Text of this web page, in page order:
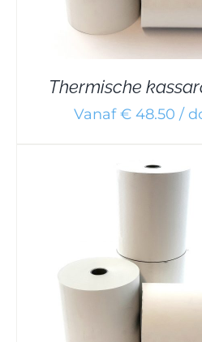
Thermische
Vanaf € 48.50 /